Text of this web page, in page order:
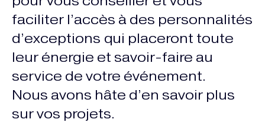
faciliter l’accès à des personnalités
d’exceptions qui placeront toute
leur énergie et savoir-faire au
service de votre événement.
Nous avons hâte d’en savoir plus
sur vos projets.